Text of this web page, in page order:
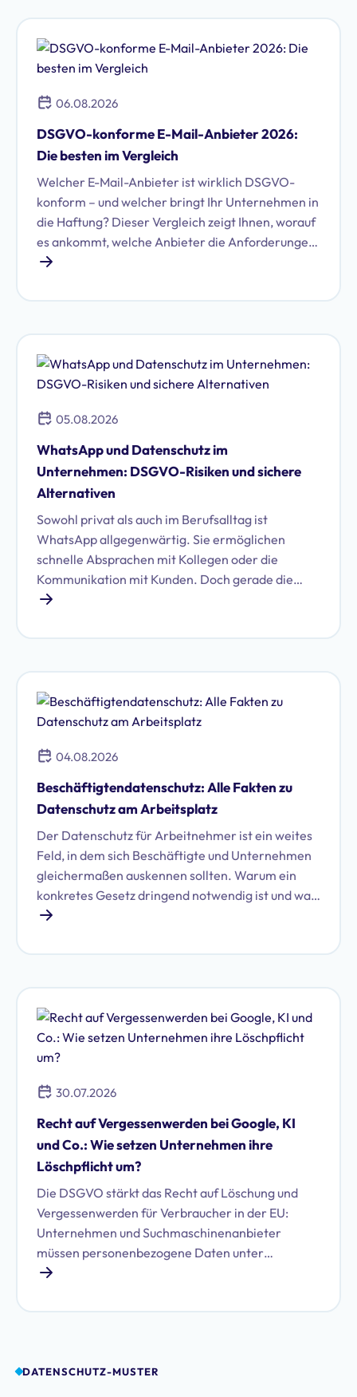
verknüpft, weswegen hier auch von
Informationssicherheit gesprochen wird. Ein
Datensicherheitskonzept ist dabei je nach
erklären, worauf Sie achten müssen.
06.08.2026
DSGVO-konforme E-Mail-Anbieter 2026:
Die besten im Vergleich
Welcher E-Mail-Anbieter ist wirklich DSGVO-
konform – und welcher bringt Ihr Unternehmen in
die Haftung? Dieser Vergleich zeigt Ihnen, worauf
es ankommt, welche Anbieter die Anforderungen
erfüllen und wie Sie die richtige Wahl für Ihr
05.08.2026
WhatsApp und Datenschutz im
Unternehmen: DSGVO-Risiken und sichere
Alternativen
Sowohl privat als auch im Berufsalltag ist
WhatsApp allgegenwärtig. Sie ermöglichen
schnelle Absprachen mit Kollegen oder die
Kommunikation mit Kunden. Doch gerade die
Nutzung von WhatsApp im geschäftlichen Umfeld
welche das sind und ob Sie WhatsApp DSGVO-
04.08.2026
Beschäftigtendatenschutz: Alle Fakten zu
Datenschutz am Arbeitsplatz
Der Datenschutz für Arbeitnehmer ist ein weites
Feld, in dem sich Beschäftigte und Unternehmen
gleichermaßen auskennen sollten. Warum ein
konkretes Gesetz dringend notwendig ist und was
damit auf Unternehmen zukommen könnte, zeigt
30.07.2026
Recht auf Vergessenwerden bei Google, KI
und Co.: Wie setzen Unternehmen ihre
Löschpflicht um?
Die DSGVO stärkt das Recht auf Löschung und
Vergessenwerden für Verbraucher in der EU:
Unternehmen und Suchmaschinenanbieter
müssen personenbezogene Daten unter
bestimmten Voraussetzungen löschen. Erfahren
nachkommen.
DATENSCHUTZ-MUSTER